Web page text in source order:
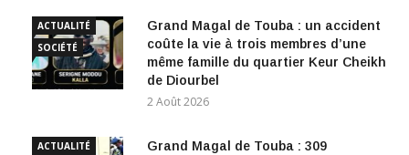
ACTUALITÉ
SOCIÉTÉ
Grand Magal de Touba : un accident
coûte la vie à trois membres d’une
même famille du quartier Keur Cheikh
de Diourbel
2 Août 2026
ACTUALITÉ
Grand Magal de Touba : 309